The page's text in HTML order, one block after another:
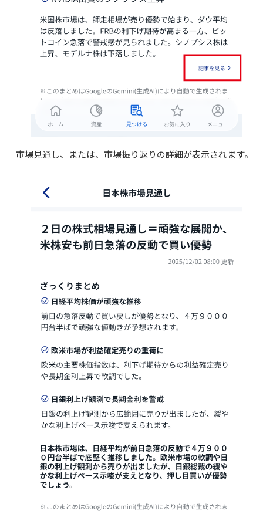
市場見通し、または、市場振り返りの詳細が表示されます。